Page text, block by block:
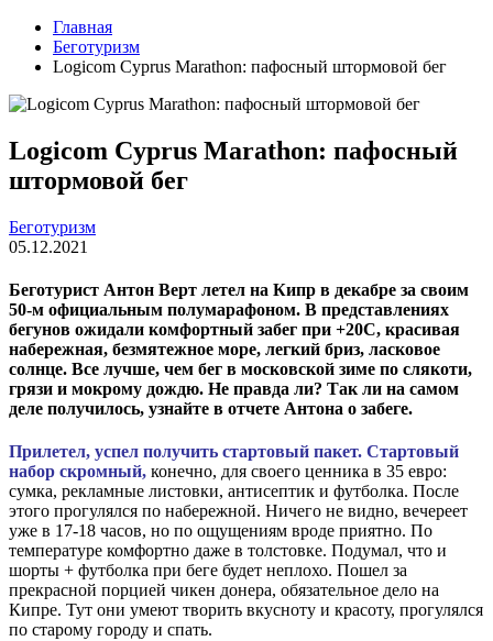
Главная
Беготуризм
Logicom Cyprus Marathon: пафосный штормовой бег
Logicom Cyprus Marathon: пафосный
штормовой бег
Беготуризм
05.12.2021
Беготурист Антон Верт летел на Кипр в декабре за своим
50-м официальным полумарафоном. В представлениях
бегунов ожидали комфортный забег при +20С, красивая
набережная, безмятежное море, легкий бриз, ласковое
солнце. Все лучше, чем бег в московской зиме по слякоти,
грязи и мокрому дождю. Не правда ли? Так ли на самом
деле получилось, узнайте в отчете Антона о забеге.
Прилетел, успел получить стартовый пакет. Стартовый
набор скромный, конечно, для своего ценника в 35 евро:
сумка, рекламные листовки, антисептик и футболка. После
этого прогулялся по набережной. Ничего не видно, вечереет
уже в 17-18 часов, но по ощущениям вроде приятно. По
температуре комфортно даже в толстовке. Подумал, что и
шорты + футболка при беге будет неплохо. Пошел за
прекрасной порцией чикен донера, обязательное дело на
Кипре. Тут они умеют творить вкусноту и красоту, прогулялся
по старому городу и спать.